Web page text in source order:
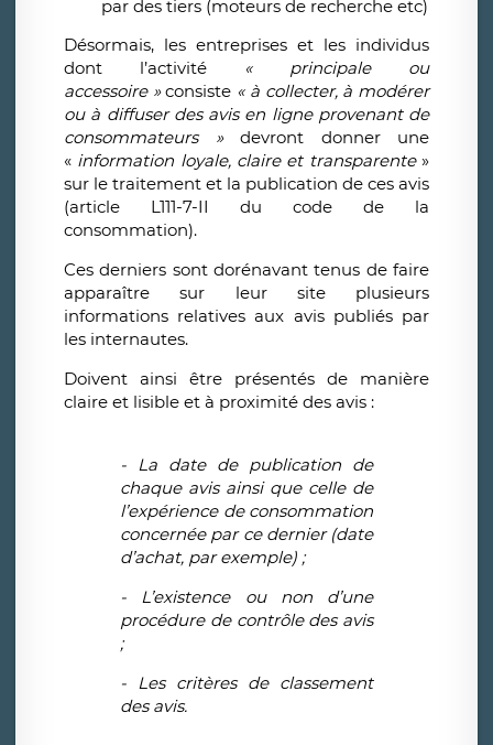
par des tiers (moteurs de recherche etc)
Désormais, les entreprises et les individus
dont l’activité
« principale ou
accessoire »consiste « à collecter, à modérer
ou à diffuser des avis en ligne provenant de
consommateurs »devront donner une
« information loyale, claire et transparente»
sur le traitement et la publication de ces avis
(article L111-7-II du code de la
consommation).
Ces derniers sont dorénavant tenus de faire
apparaître sur leur site plusieurs
informations relatives aux avis publiés par
les internautes.
Doivent ainsi être présentés de manière
claire et lisible et à proximité des avis :
- La date de publication de
chaque avis ainsi que celle de
l’expérience de consommation
concernée par ce dernier (date
d’achat, par exemple) ;
- L’existence ou non d’une
procédure de contrôle des avis
;
- Les critères de classement
des avis.